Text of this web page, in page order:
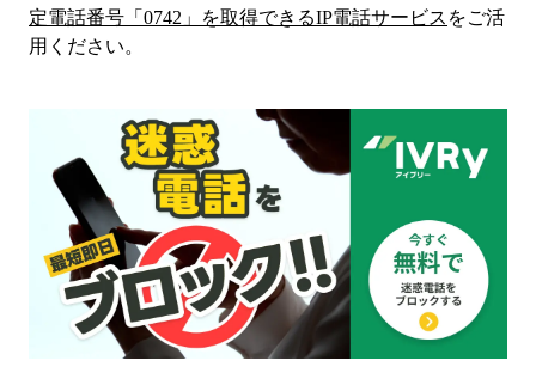
定電話番号「 0742 」を取得できるIP電話サービス をご活
用ください。